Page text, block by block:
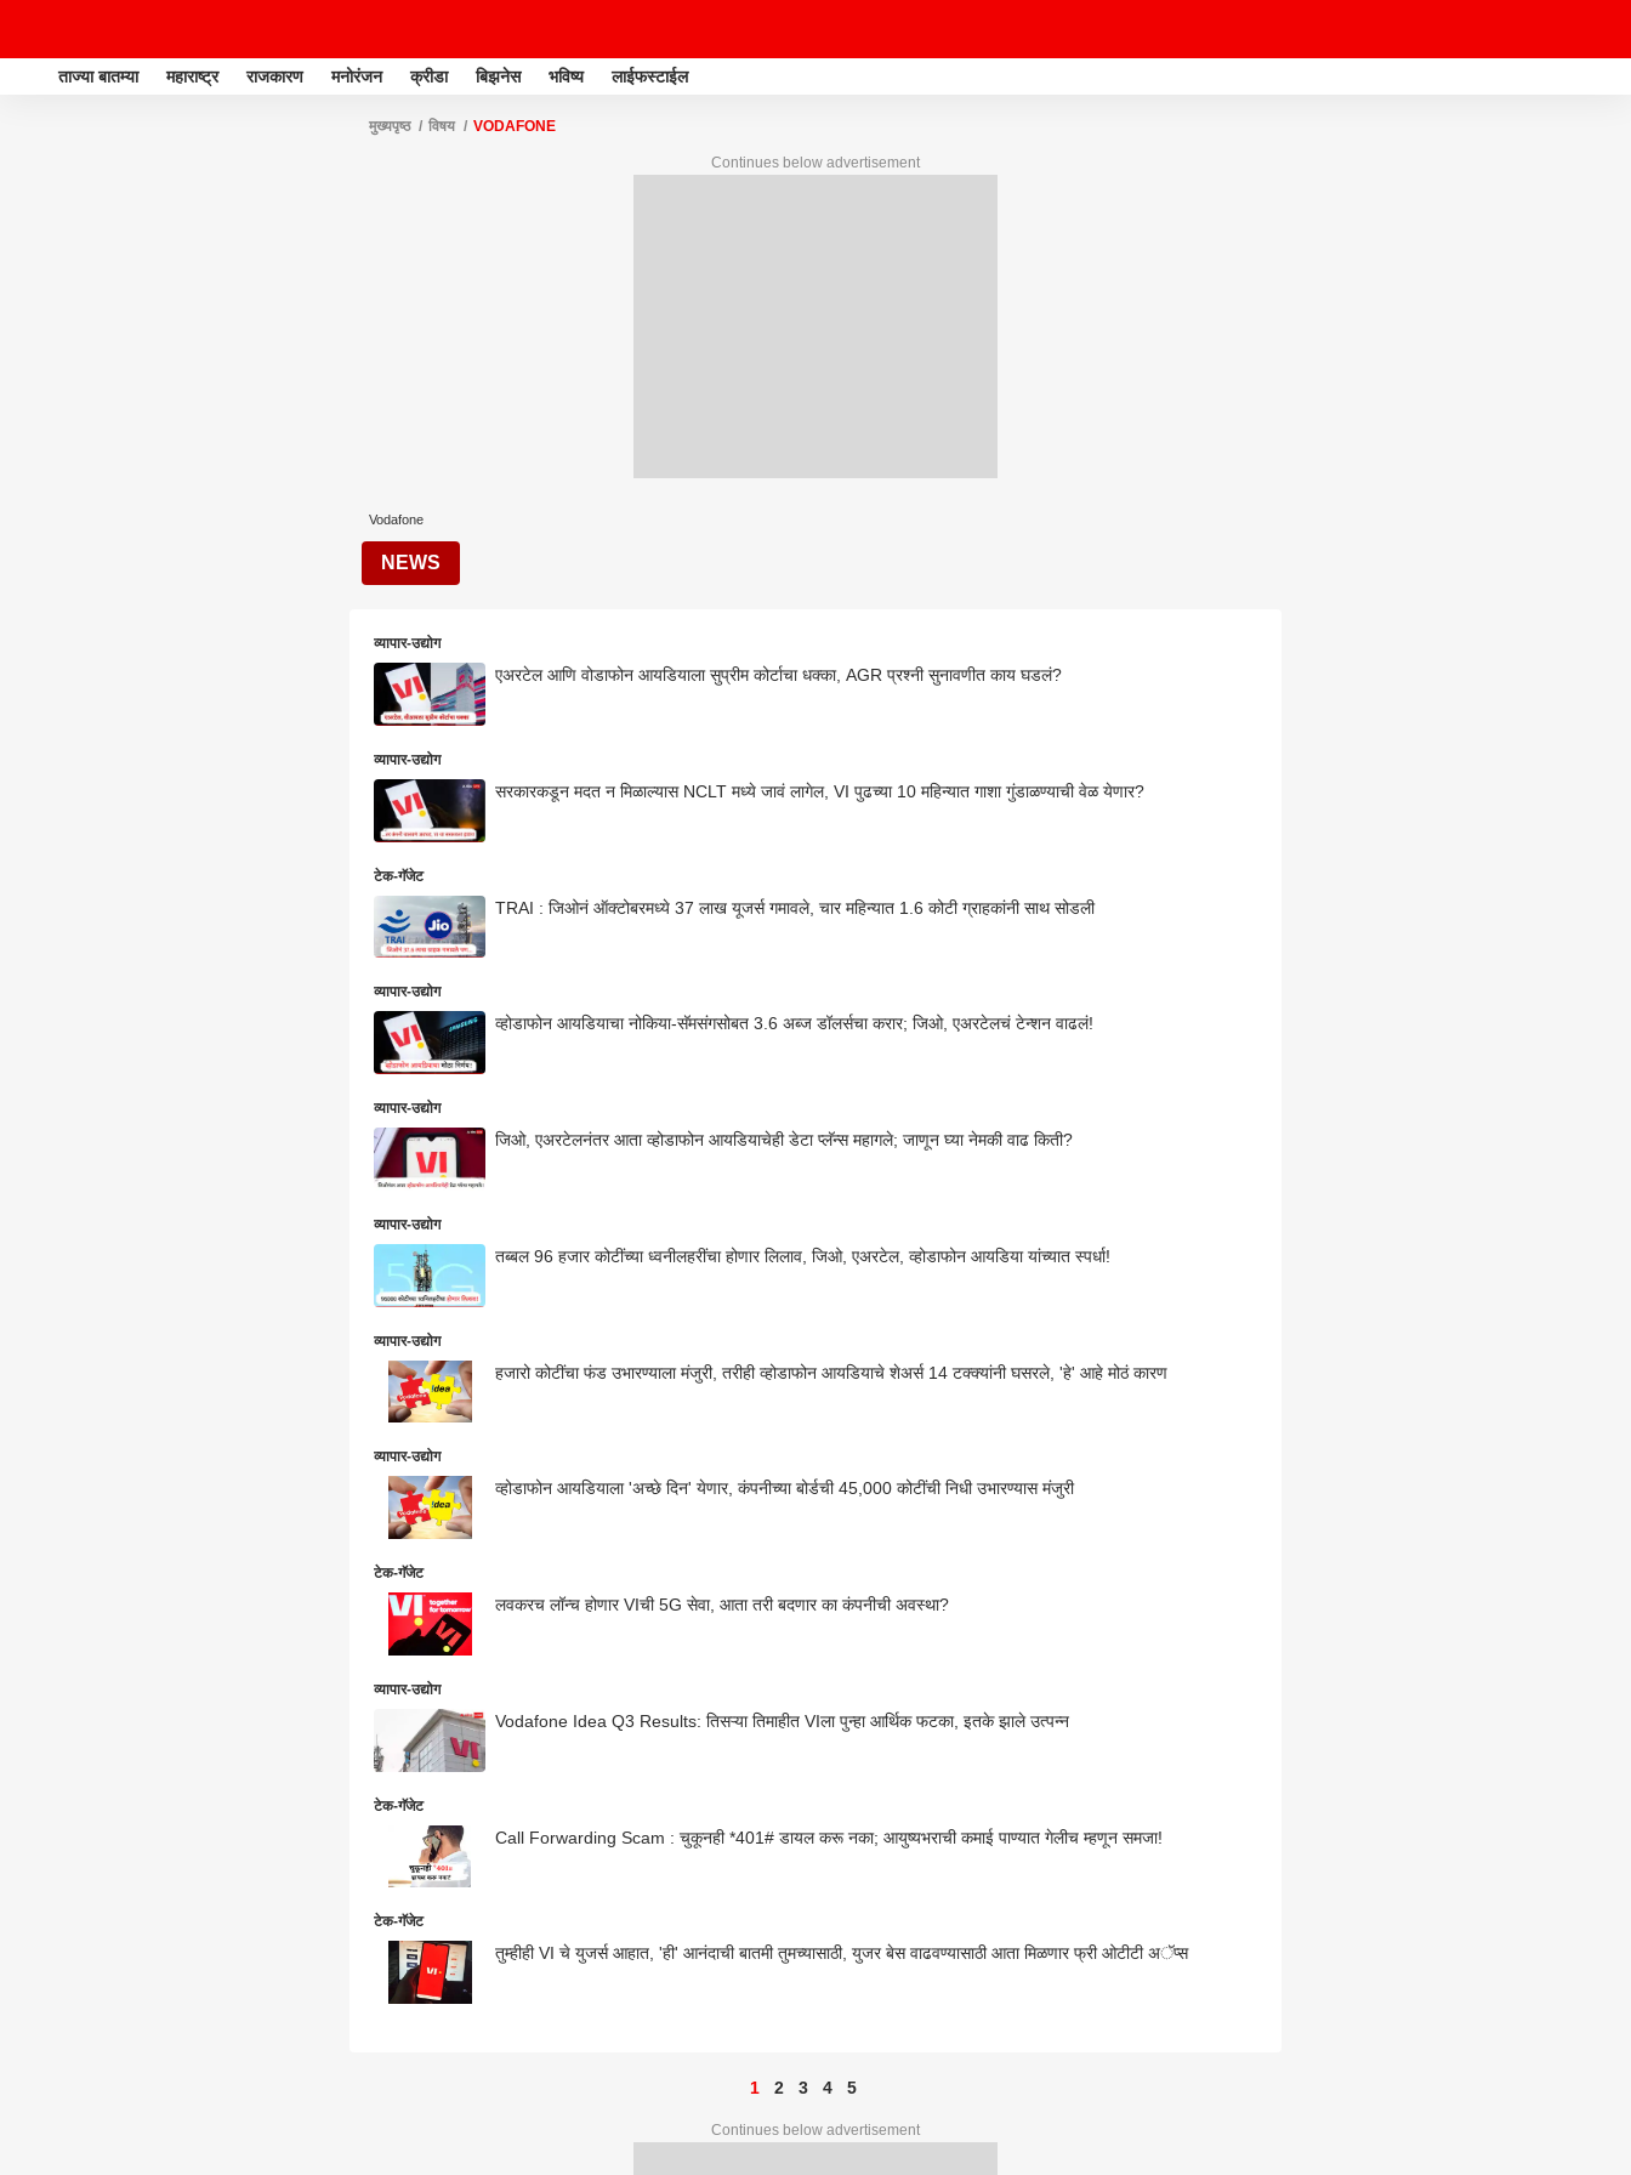
ताज्या बातम्या महाराष्ट्र राजकारण मनोरंजन क्रीडा बिझनेस भविष्य लाईफस्टाईल
मुख्यपृष्ठ विषय VODAFONE
Continues below advertisement
Vodafone
NEWS
व्यापार-उद्योग
एअरटेल आणि वोडाफोन आयडियाला सुप्रीम कोर्टाचा धक्का, AGR प्रश्नी सुनावणीत काय घडलं?
व्यापार-उद्योग
सरकारकडून मदत न मिळाल्यास NCLT मध्ये जावं लागेल, VI पुढच्या 10 महिन्यात गाशा गुंडाळण्याची वेळ येणार?
टेक-गॅजेट
TRAI : जिओनं ऑक्टोबरमध्ये 37 लाख यूजर्स गमावले, चार महिन्यात 1.6 कोटी ग्राहकांनी साथ सोडली
व्यापार-उद्योग
व्होडाफोन आयडियाचा नोकिया-सॅमसंगसोबत 3.6 अब्ज डॉलर्सचा करार; जिओ, एअरटेलचं टेन्शन वाढलं!
व्यापार-उद्योग
जिओ, एअरटेलनंतर आता व्होडाफोन आयडियाचेही डेटा प्लॅन्स महागले; जाणून घ्या नेमकी वाढ किती?
व्यापार-उद्योग
तब्बल 96 हजार कोटींच्या ध्वनीलहरींचा होणार लिलाव, जिओ, एअरटेल, व्होडाफोन आयडिया यांच्यात स्पर्धा!
व्यापार-उद्योग
हजारो कोटींचा फंड उभारण्याला मंजुरी, तरीही व्होडाफोन आयडियाचे शेअर्स 14 टक्क्यांनी घसरले, 'हे' आहे मोठं कारण
व्यापार-उद्योग
व्होडाफोन आयडियाला 'अच्छे दिन' येणार, कंपनीच्या बोर्डची 45,000 कोटींची निधी उभारण्यास मंजुरी
टेक-गॅजेट
लवकरच लॉन्च होणार VIची 5G सेवा, आता तरी बदणार का कंपनीची अवस्था?
व्यापार-उद्योग
Vodafone Idea Q3 Results: तिसऱ्या तिमाहीत VIला पुन्हा आर्थिक फटका, इतके झाले उत्पन्न
टेक-गॅजेट
Call Forwarding Scam : चुकूनही *401# डायल करू नका; आयुष्यभराची कमाई पाण्यात गेलीच म्हणून समजा!
टेक-गॅजेट
तुम्हीही VI चे युजर्स आहात, 'ही' आनंदाची बातमी तुमच्यासाठी, युजर बेस वाढवण्यासाठी आता मिळणार फ्री ओटीटी अॅप्स
1 2 3 4 5
Continues below advertisement